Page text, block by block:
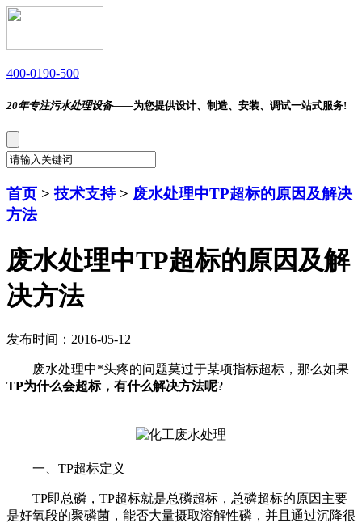
400-0190-500
20年专注污水处理设备——为您提供设计、制造、安装、调试一站式服务!
首页 >技术支持> 废水处理中TP超标的原因及解决
方法
废水处理中TP超标的原因及解
决方法
发布时间：2016-05-12
废水处理中*头疼的问题莫过于某项指标超标，那么如果
TP为什么会超标，有什么解决方法呢?
一、TP超标定义
TP即总磷，TP超标就是总磷超标，总磷超标的原因主要
是好氧段的聚磷菌，能否大量摄取溶解性磷，并且通过沉降很